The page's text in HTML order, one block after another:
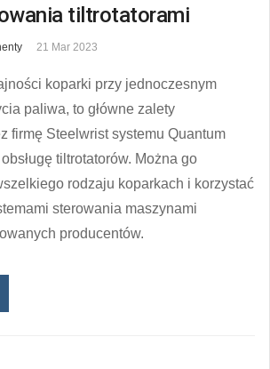
tiltrotatorami
21 Mar 2023
koparki przy jednoczesnym
paliwa, to główne zalety
firmę Steelwrist systemu Quantum
tiltrotatorów. Można go
rodzaju koparkach i korzystać
sterowania maszynami
producentów.